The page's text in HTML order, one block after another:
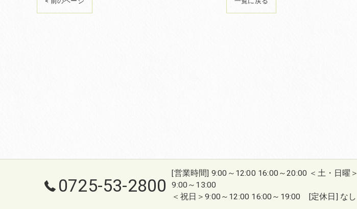
0725-53-2800
[営業時間] 9:00～12:00 16:00～20:00 ＜土・日曜＞
9:00～13:00
＜祝日＞9:00～12:00 16:00～19:00 [定休日] なし